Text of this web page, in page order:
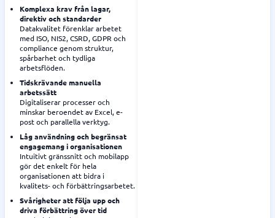
Komplexa krav från lagar,
direktiv och standarder
Datakvalitet förenklar arbetet
med ISO, NIS2, CSRD, GDPR och
compliance genom struktur,
spårbarhet och tydliga
arbetsflöden.
Tidskrävande manuella
arbetssätt
Digitaliserar processer och
minskar beroendet av Excel, e-
post och parallella verktyg.
Låg användning och begränsat
engagemang i organisationen
Intuitivt gränssnitt och mobilapp
gör det enkelt för hela
organisationen att bidra i
kvalitets- och förbättringsarbetet.
Svårigheter att följa upp och
driva förbättring över tid